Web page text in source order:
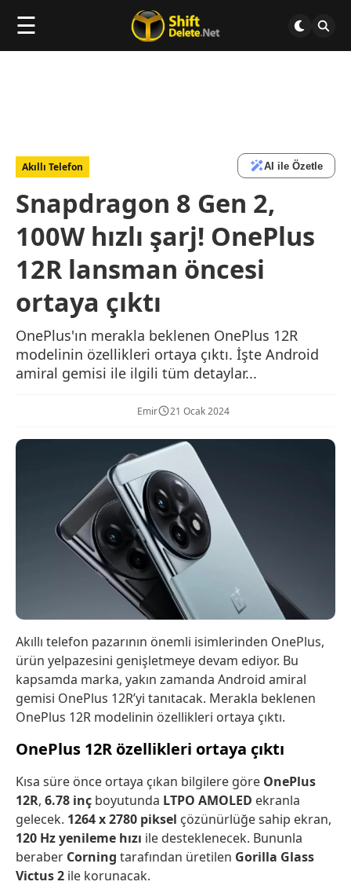
☰
Akıllı Telefon AI ile Özetle
Snapdragon 8 Gen 2,
100W hızlı şarj! OnePlus
12R lansman öncesi
ortaya çıktı
OnePlus'ın merakla beklenen OnePlus 12R
modelinin özellikleri ortaya çıktı. İşte Android
amiral gemisi ile ilgili tüm detaylar...
Emir 21 Ocak 2024
Akıllı telefon pazarının önemli isimlerinden OnePlus,
ürün yelpazesini genişletmeye devam ediyor. Bu
kapsamda marka, yakın zamanda Android amiral
gemisi OnePlus 12R’yi tanıtacak. Merakla beklenen
OnePlus 12R modelinin özellikleri ortaya çıktı.
OnePlus 12R özellikleri ortaya çıktı
Kısa süre önce ortaya çıkan bilgilere göre OnePlus
12R, 6.78 inç boyutunda LTPO AMOLED ekranla
gelecek. 1264 x 2780 piksel çözünürlüğe sahip ekran,
120 Hz yenileme hızı ile desteklenecek. Bununla
beraber Corning tarafından üretilen Gorilla Glass
Victus 2 ile korunacak.